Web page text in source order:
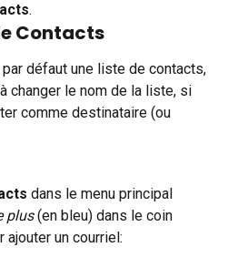
.
Contacts
défaut une liste de contacts,
changer le nom de la liste, si
comme destinataire (ou
dans le menu principal
plus (en bleu) dans le coin
ajouter un courriel: